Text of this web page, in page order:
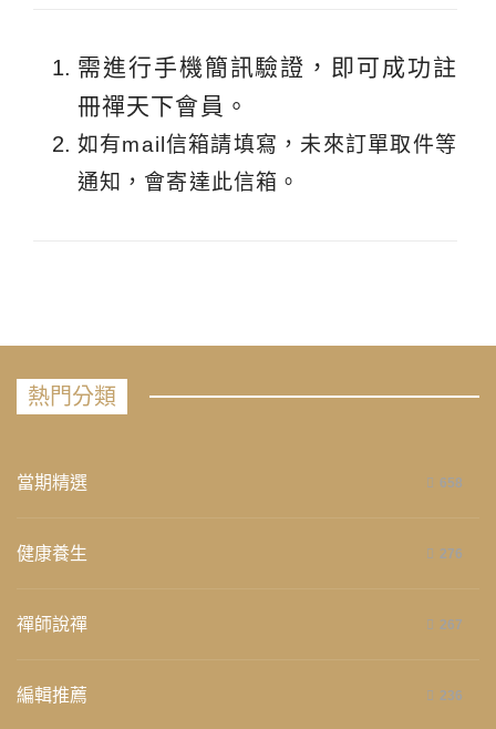
需進行手機簡訊驗證，即可成功註
冊禪天下會員。
如有mail信箱請填寫，未來訂單取件等
通知，會寄達此信箱。
熱門分類
當期精選 658
健康養生 276
禪師說禪 267
編輯推薦 236